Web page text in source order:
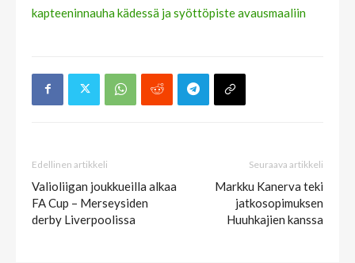
kapteeninnauha kädessä ja syöttöpiste avausmaaliin
Edellinen artikkeli
Valioliigan joukkueilla alkaa
FA Cup – Merseysiden
derby Liverpoolissa
Seuraava artikkeli
Markku Kanerva teki
jatkosopimuksen
Huuhkajien kanssa